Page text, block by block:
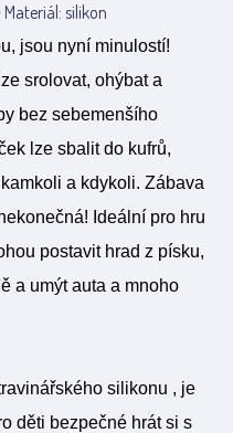
Materiál: silikon
jsou nyní minulostí!
srolovat, ohýbat a
bez sebemenšího
lze sbalit do kufrů,
a kdykoli. Zábava
Ideální pro hru
postavit hrad z písku,
a umýt auta a mnoho
silikonu , je
děti bezpečné hrát si s